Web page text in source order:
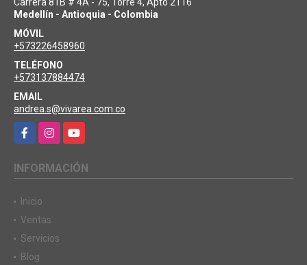
Carrera 81B # 4A - 75, Torre 4, Apto 2116
Medellín - Antioquia - Colombia
MÓVIL
+573226458960
TELÉFONO
+573137884474
EMAIL
andrea.s@vivarea.com.co
FacebookInstagramYouTube
INFORMACIÓN
Inicio
Ventas
Servicios
Blog